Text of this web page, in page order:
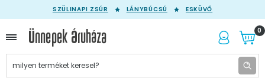
SZÜLINAPI ZSÚR LÁNYBÚCSÚ ESKÜVŐ
0